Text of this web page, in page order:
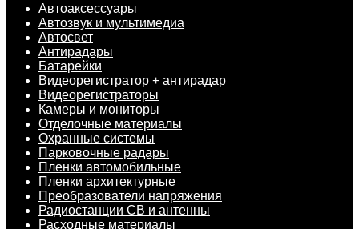
Автоаксессуары
Автозвук и мультимедиа
Автосвет
Антирадары
Батарейки
Видеорегистратор + антирадар
Видеорегистраторы
Камеры и мониторы
Отделочные материалы
Охранные системы
Парковочные радары
Пленки автомобильные
Пленки архитектурные
Преобразователи напряжения
Радиостанции CB и антенны
Расходные материалы